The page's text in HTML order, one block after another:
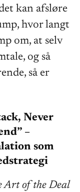
kan afsløre
hvor langt
om, at selv
og så
så er
Never
–
som
Art of the Deal